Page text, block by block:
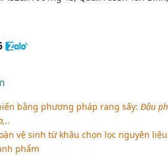
bằng phương pháp rang sấy: Đậu
vệ sinh từ khâu chọn lọc nguyên
phẩm